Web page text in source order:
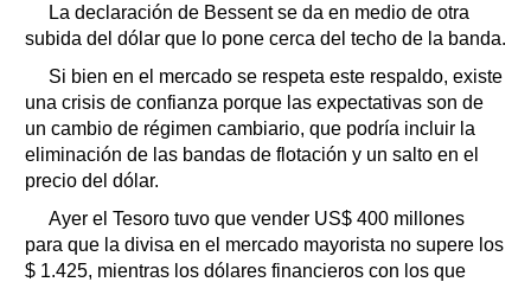
La declaración de Bessent se da en medio de otra
subida del dólar que lo pone cerca del techo de la banda.
Si bien en el mercado se respeta este respaldo, existe
una crisis de confianza porque las expectativas son de
un cambio de régimen cambiario, que podría incluir la
eliminación de las bandas de flotación y un salto en el
precio del dólar.
Ayer el Tesoro tuvo que vender US$ 400 millones
para que la divisa en el mercado mayorista no supere los
$ 1.425, mientras los dólares financieros con los que